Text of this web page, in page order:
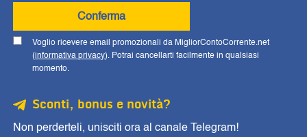
Conferma
Voglio ricevere email promozionali da MigliorContoCorrente.net
(informativa privacy). Potrai cancellarti facilmente in qualsiasi
momento.
Sconti, bonus e novità?
Non perderteli, unisciti ora al canale Telegram!